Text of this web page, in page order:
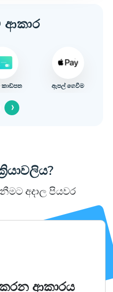
ආකාර
ඇපල් ගෙවීම
›
අදාල පියවර
ආකාරය